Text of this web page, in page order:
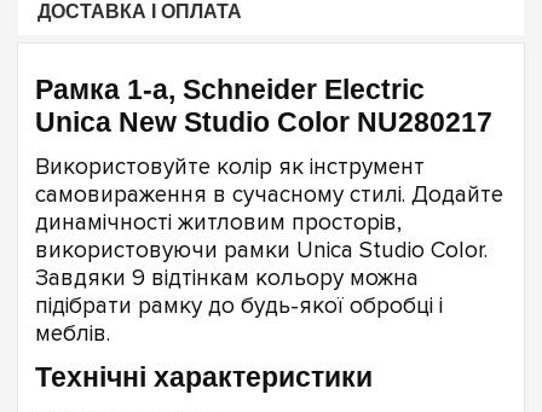
ДОСТАВКА І ОПЛАТА
Рамка 1-а, Schneider Electric
Unica New Studio Color NU280217
Використовуйте колір як інструмент
самовираження в сучасному стилі. Додайте
динамічності житловим просторів,
використовуючи рамки Unica Studio Color.
Завдяки 9 відтінкам кольору можна
підібрати рамку до будь-якої обробці і
меблів.
Технічні характеристики